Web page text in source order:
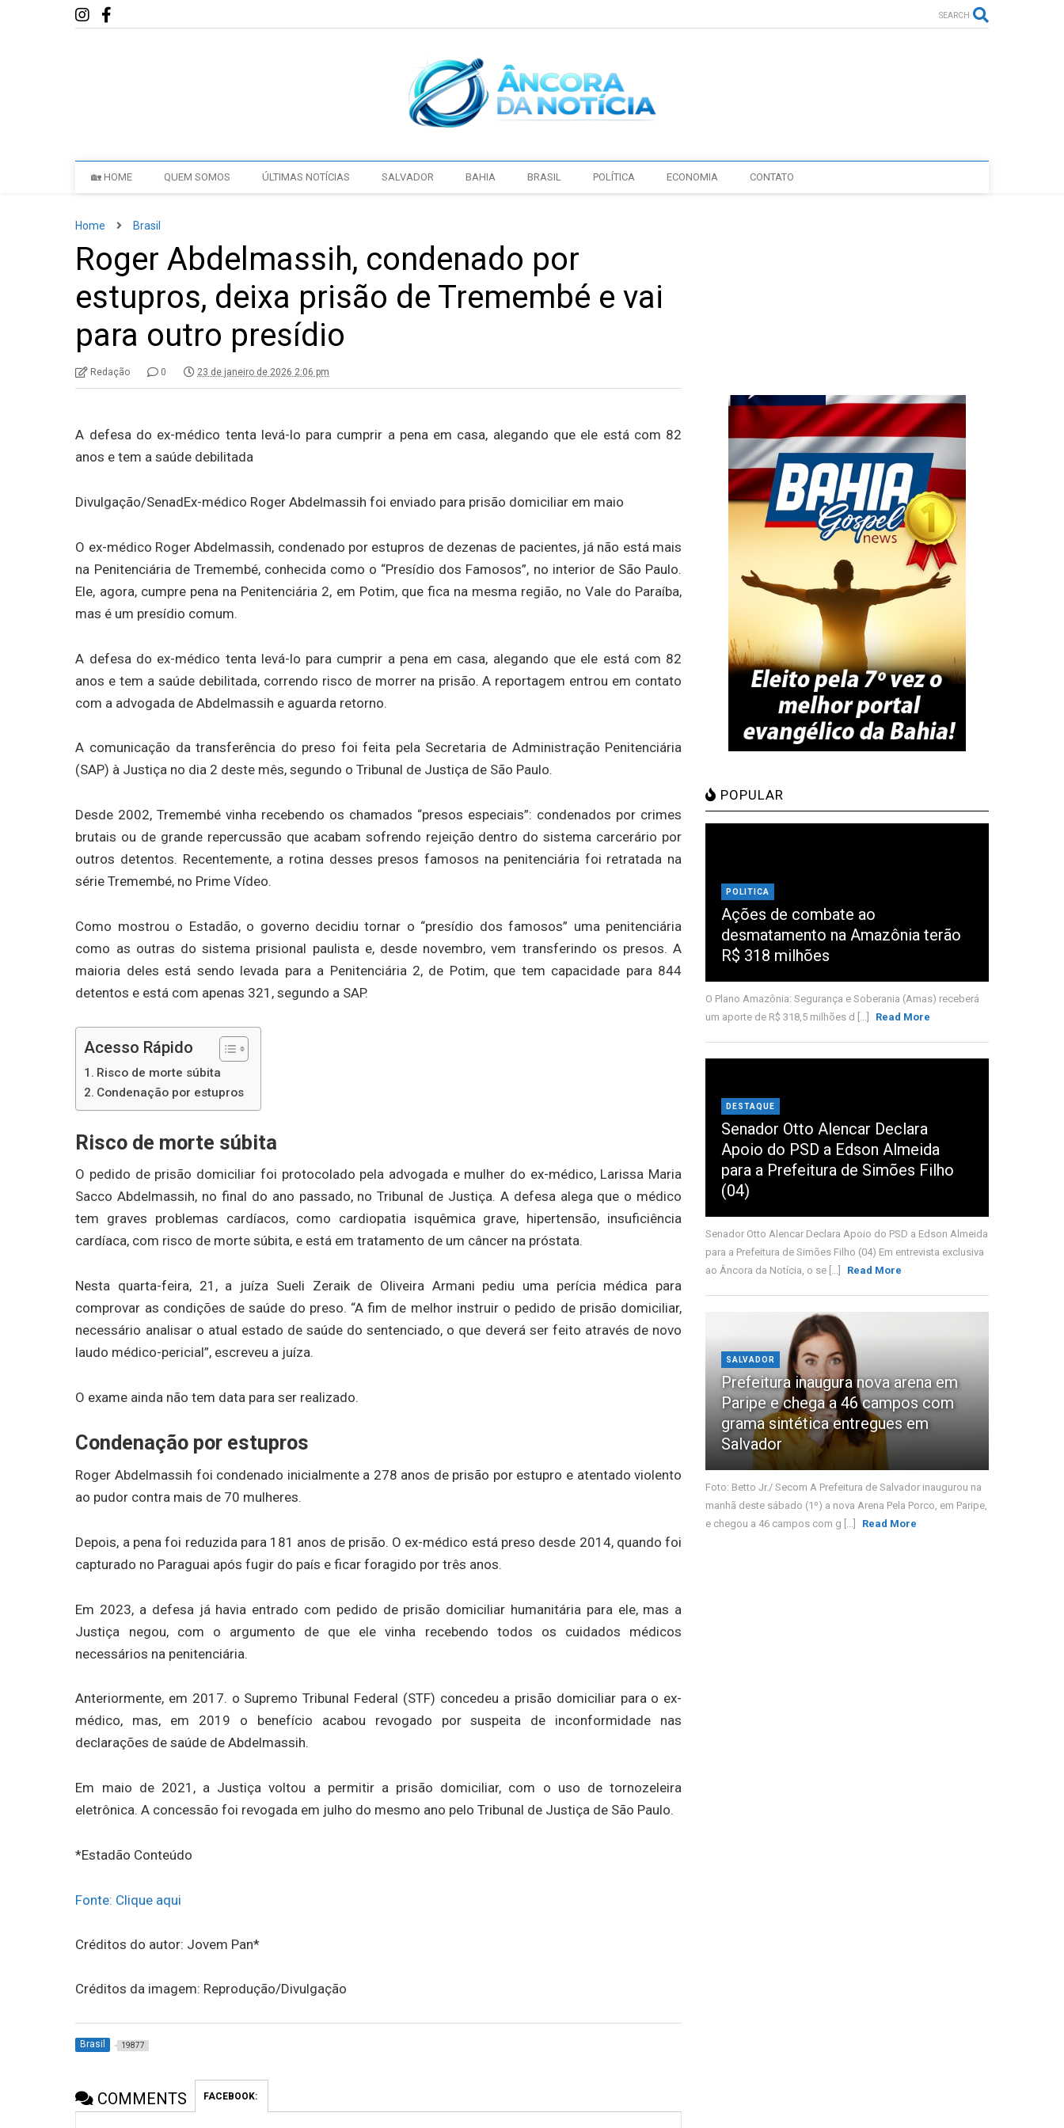
SEARCH
🏡 HOME QUEM SOMOS ÚLTIMAS NOTÍCIAS SALVADOR BAHIA BRASIL POLÍTICA ECONOMIA CONTATO
Home Brasil
Roger Abdelmassih, condenado por
estupros, deixa prisão de Tremembé e vai
para outro presídio
Redação 0 23 de janeiro de 2026 2:06 pm
A defesa do ex-médico tenta levá-lo para cumprir a pena em casa, alegando que ele está com 82
anos e tem a saúde debilitada
Divulgação/SenadEx-médico Roger Abdelmassih foi enviado para prisão domiciliar em maio
O ex-médico Roger Abdelmassih, condenado por estupros de dezenas de pacientes, já não está mais
na Penitenciária de Tremembé, conhecida como o “Presídio dos Famosos”, no interior de São Paulo.
Ele, agora, cumpre pena na Penitenciária 2, em Potim, que fica na mesma região, no Vale do Paraíba,
mas é um presídio comum.
A defesa do ex-médico tenta levá-lo para cumprir a pena em casa, alegando que ele está com 82
anos e tem a saúde debilitada, correndo risco de morrer na prisão. A reportagem entrou em contato
com a advogada de Abdelmassih e aguarda retorno.
A comunicação da transferência do preso foi feita pela Secretaria de Administração Penitenciária
(SAP) à Justiça no dia 2 deste mês, segundo o Tribunal de Justiça de São Paulo.
Desde 2002, Tremembé vinha recebendo os chamados “presos especiais”: condenados por crimes
brutais ou de grande repercussão que acabam sofrendo rejeição dentro do sistema carcerário por
outros detentos. Recentemente, a rotina desses presos famosos na penitenciária foi retratada na
série Tremembé, no Prime Vídeo.
Como mostrou o Estadão, o governo decidiu tornar o “presídio dos famosos” uma penitenciária
como as outras do sistema prisional paulista e, desde novembro, vem transferindo os presos. A
maioria deles está sendo levada para a Penitenciária 2, de Potim, que tem capacidade para 844
detentos e está com apenas 321, segundo a SAP.
Acesso Rápido
Risco de morte súbita
Condenação por estupros
Risco de morte súbita
O pedido de prisão domiciliar foi protocolado pela advogada e mulher do ex-médico, Larissa Maria
Sacco Abdelmassih, no final do ano passado, no Tribunal de Justiça. A defesa alega que o médico
tem graves problemas cardíacos, como cardiopatia isquêmica grave, hipertensão, insuficiência
cardíaca, com risco de morte súbita, e está em tratamento de um câncer na próstata.
Nesta quarta-feira, 21, a juíza Sueli Zeraik de Oliveira Armani pediu uma perícia médica para
comprovar as condições de saúde do preso. “A fim de melhor instruir o pedido de prisão domiciliar,
necessário analisar o atual estado de saúde do sentenciado, o que deverá ser feito através de novo
laudo médico-pericial”, escreveu a juíza.
O exame ainda não tem data para ser realizado.
Condenação por estupros
Roger Abdelmassih foi condenado inicialmente a 278 anos de prisão por estupro e atentado violento
ao pudor contra mais de 70 mulheres.
Depois, a pena foi reduzida para 181 anos de prisão. O ex-médico está preso desde 2014, quando foi
capturado no Paraguai após fugir do país e ficar foragido por três anos.
Em 2023, a defesa já havia entrado com pedido de prisão domiciliar humanitária para ele, mas a
Justiça negou, com o argumento de que ele vinha recebendo todos os cuidados médicos
necessários na penitenciária.
Anteriormente, em 2017. o Supremo Tribunal Federal (STF) concedeu a prisão domiciliar para o ex-
médico, mas, em 2019 o benefício acabou revogado por suspeita de inconformidade nas
declarações de saúde de Abdelmassih.
Em maio de 2021, a Justiça voltou a permitir a prisão domiciliar, com o uso de tornozeleira
eletrônica. A concessão foi revogada em julho do mesmo ano pelo Tribunal de Justiça de São Paulo.
*Estadão Conteúdo
Fonte: Clique aqui
Créditos do autor: Jovem Pan*
Créditos da imagem: Reprodução/Divulgação
Brasil 19877
COMMENTS FACEBOOK:
POPULAR
POLITICA
Ações de combate ao
desmatamento na Amazônia terão
R$ 318 milhões
O Plano Amazônia: Segurança e Soberania (Amas) receberá
um aporte de R$ 318,5 milhões d [...]
Read More
DESTAQUE
Senador Otto Alencar Declara
Apoio do PSD a Edson Almeida
para a Prefeitura de Simões Filho
(04)
Senador Otto Alencar Declara Apoio do PSD a Edson Almeida
para a Prefeitura de Simões Filho (04) Em entrevista exclusiva
ao Âncora da Notícia, o se [...]
Read More
SALVADOR
Prefeitura inaugura nova arena em
Paripe e chega a 46 campos com
grama sintética entregues em
Salvador
Foto: Betto Jr./ Secom A Prefeitura de Salvador inaugurou na
manhã deste sábado (1º) a nova Arena Pela Porco, em Paripe,
e chegou a 46 campos com g [...]
Read More